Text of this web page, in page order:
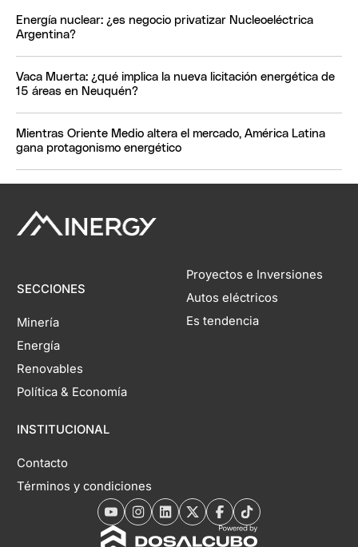
Energía nuclear: ¿es negocio privatizar Nucleoeléctrica
Argentina?
Vaca Muerta: ¿qué implica la nueva licitación energética de
15 áreas en Neuquén?
Mientras Oriente Medio altera el mercado, América Latina
gana protagonismo energético
SECCIONES
Minería
Energía
Renovables
Política & Economía
INSTITUCIONAL
Contacto
Términos y condiciones
Proyectos e Inversiones
Autos eléctricos
Es tendencia